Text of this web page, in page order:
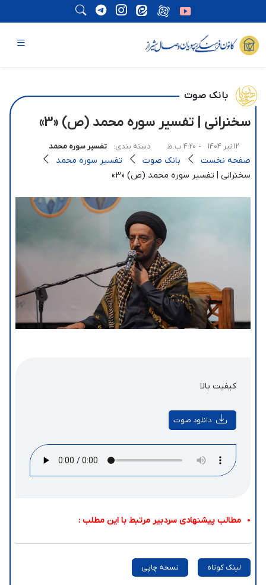
بانک صوت
سخنرانی | تفسير سوره محمد (ص) «3»
12 تیر 1404 - 4:20 ب.ظ دسته بندی: تفسیر سوره محمد
صفحه نخست بانک صوت
تفسیر سوره محمد
سخنرانی | تفسير سوره محمد (ص) «3»
کیفیت بالا
دانلود صوت
مطالب پیشنهادی سردبیر مرتبط با این مطلب :
لینک کوتاه نسخه چاپی